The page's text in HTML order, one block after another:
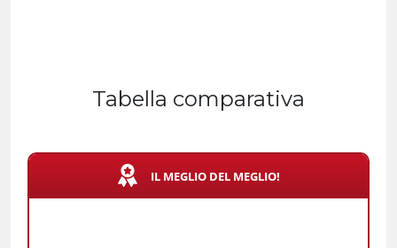
Tabella comparativa
IL MEGLIO DEL MEGLIO!